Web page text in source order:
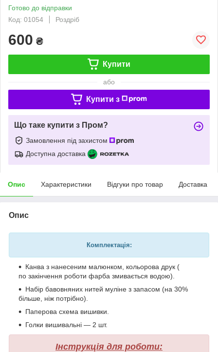
Готово до відправки
Код: 01054
Роздріб
600 ₴
Купити
або
Купити з
Що таке купити з Пром?
Замовлення під захистом
Доступна доставка
Опис Характеристики Відгуки про товар Доставка
Опис
Комплектація:
Канва з нанесеним малюнком, кольорова друк (
по закінчення роботи фарба змивається водою).
Набір бавовняних нитей муліне з запасом (на 30%
більше, ніж потрібно).
Паперова схема вишивки.
Голки вишивальні — 2 шт.
Інструкція для роботи: